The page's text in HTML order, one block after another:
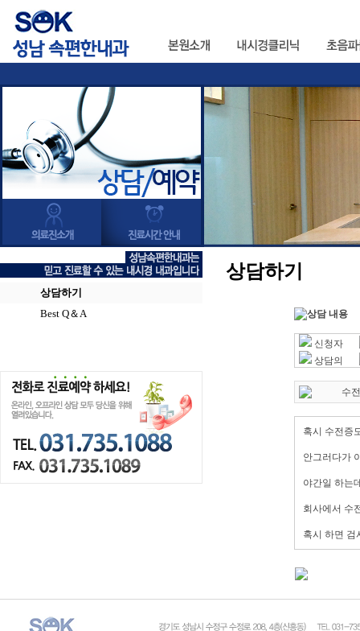
상담하기
Best Q＆A
상담하기
상담 내용
신청자
상담의
수
혹시 수전증
안그러다가
야간일 하는
회사에서 수
혹시 하면 검